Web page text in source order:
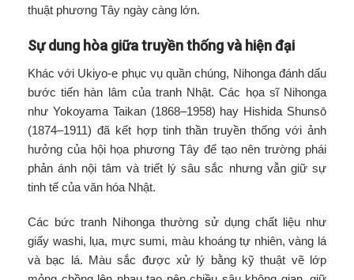
thuật phương Tây ngày càng lớn.
Sự dung hòa giữa truyền thống và hiện đại
Khác với Ukiyo-e phục vụ quần chúng, Nihonga đánh dấu
bước tiến hàn lâm của tranh Nhật. Các họa sĩ Nihonga
như Yokoyama Taikan (1868–1958) hay Hishida Shunsō
(1874–1911) đã kết hợp tinh thần truyền thống với ảnh
hưởng của hội họa phương Tây để tạo nên trường phái
phản ánh nội tâm và triết lý sâu sắc nhưng vẫn giữ sự
tinh tế của văn hóa Nhật.
Các bức tranh Nihonga thường sử dụng chất liệu như
giấy washi, lụa, mực sumi, màu khoáng tự nhiên, vàng lá
và bạc lá. Màu sắc được xử lý bằng kỹ thuật vẽ lớp